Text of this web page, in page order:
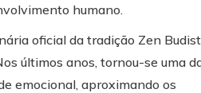
humano.
oficial da tradição Zen
últimos anos, tornou-se uma
emocional, aproximando os